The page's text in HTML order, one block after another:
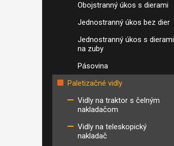
Obojstranný úkos s dierami
Jednostranný úkos bez dier
Jednostranný úkos s dierami
na zuby
Pásovina
Paletizačné vidly
Vidly na traktor s čelným
nakladačom
Vidly na teleskopický
nakladač